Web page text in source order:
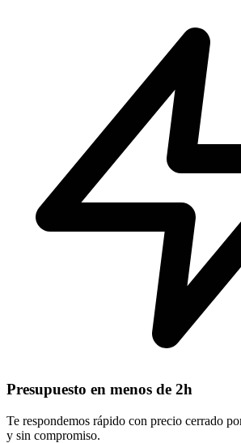
Presupuesto en menos de 2h
Te respondemos rápido con precio cerrado
y sin compromiso.